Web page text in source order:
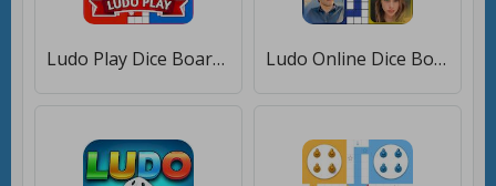
Ludo Play Dice Board game [Бесплатные покупки] Ludo Online Dice Board Game [Много денег]